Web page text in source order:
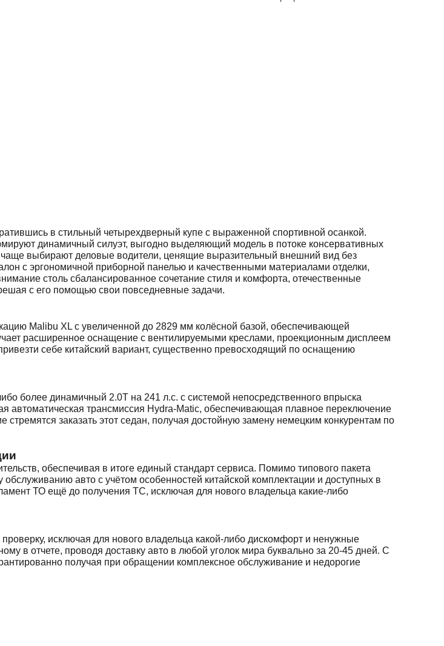
в стильный четырехдверный купе с выраженной спортивной осанкой.
динамичный силуэт, выгодно выделяющий модель в потоке консервативных
выбирают деловые водители, ценящие выразительный внешний вид без
с эргономичной приборной панелью и качественными материалами отделки,
столь сбалансированное сочетание стиля и комфорта, отечественные
с его помощью свои повседневные задачи.
Malibu XL с увеличенной до 2829 мм колёсной базой, обеспечивающей
расширенное оснащение с вентилируемыми креслами, проекционным дисплеем
себе китайский вариант, существенно превосходящий по оснащению
более динамичный 2.0T на 241 л.с. с системой непосредственного впрыска
автоматическая трансмиссия Hydra-Matic, обеспечивающая плавное переключение
заказать этот седан, получая достойную замену немецким конкурентам по
обеспечивая в итоге единый стандарт сервиса. Помимо типового пакета
авто с учётом особенностей китайской комплектации и доступных в
ТО ещё до получения ТС, исключая для нового владельца какие-либо
исключая для нового владельца какой-либо дискомфорт и ненужные
в отчете, проводя доставку авто в любой уголок мира буквально за 20-45 дней. С
получая при обращении комплексное обслуживание и недорогие